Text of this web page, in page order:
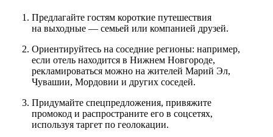
Предлагайте гостям короткие путешествия
на выходные — семьей или компанией друзей.
Ориентируйтесь на соседние регионы: например,
если отель находится в Нижнем Новгороде,
рекламироваться можно на жителей Марий Эл,
Чувашии, Мордовии и других соседей.
Придумайте спецпредложения, привяжите
промокод и распространите его в соцсетях,
используя таргет по геолокации.